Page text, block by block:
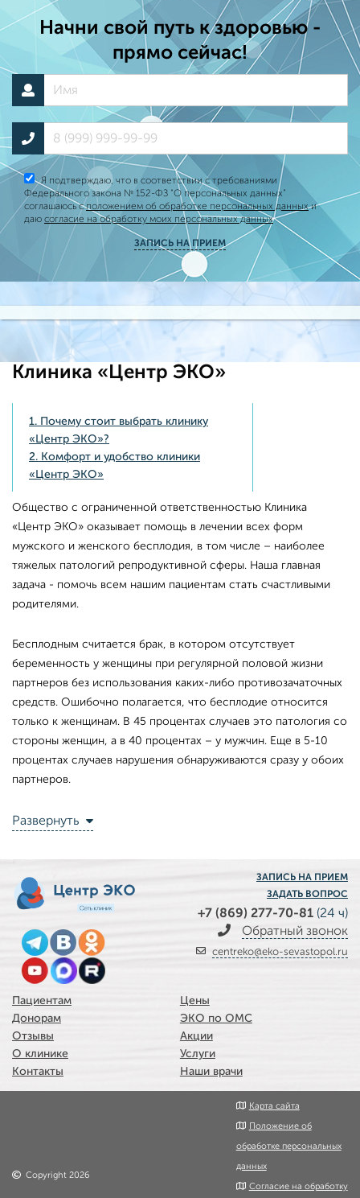
ВСЕ ВРАЧИ
Начни свой путь к здоровью -
прямо сейчас!
Я подтверждаю, что в соответствии с требованиями
Федерального закона № 152-ФЗ “О персональных данных”
соглашаюсь сположением об обработке персональных данныхи
даю согласие на обработку моих персональных данных
ЗАПИСЬ НА ПРИЕМ
Клиника «Центр ЭКО»
1. Почему стоит выбрать клинику
«Центр ЭКО»?
2. Комфорт и удобство клиники
«Центр ЭКО»
Общество с ограниченной ответственностью Клиника
«Центр ЭКО» оказывает помощь в лечении всех форм
мужского и женского бесплодия, в том числе – наиболее
тяжелых патологий репродуктивной сферы. Наша главная
задача - помочь всем нашим пациентам стать счастливыми
родителями.
Бесплодным считается брак, в котором отсутствует
беременность у женщины при регулярной половой жизни
партнеров без использования каких-либо противозачаточных
средств. Ошибочно полагается, что бесплодие относится
только к женщинам. В 45 процентах случаев это патология со
стороны женщин, а в 40 процентах – у мужчин. Еще в 5-10
процентах случаев нарушения обнаруживаются сразу у обоих
партнеров.
Развернуть
Пациентам
Донорам
Отзывы
О клинике
Контакты
Цены
ЭКО по ОМС
Акции
Услуги
Наши врачи
ЗАПИСЬ НА ПРИЕМ
ЗАДАТЬ ВОПРОС
+7 (869) 277-70-81(24 ч)
Обратный звонок
centreko@eko-sevastopol.ru
Copyright 2026
Карта сайта
Положение об
обработке персональных
данных
Согласие на обработку